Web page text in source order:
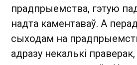
прадпрыемства, гэтую
надта каментаваў. А
сыходам на
адразу некалькі праверак,